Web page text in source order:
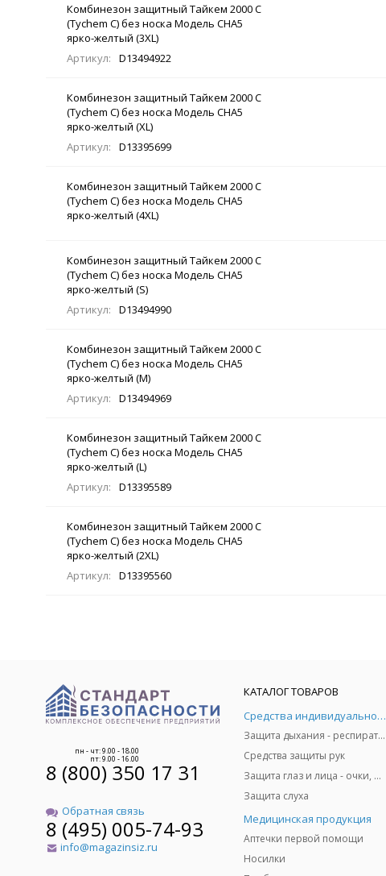
Комбинезон защитный Тайкем 2000 С
(Tychem C) без носка Модель CHA5
ярко-желтый (3XL)
Артикул:
D13494922
Комбинезон защитный Тайкем 2000 С
(Tychem C) без носка Модель CHA5
ярко-желтый (XL)
Артикул:
D13395699
Комбинезон защитный Тайкем 2000 С
(Tychem C) без носка Модель CHA5
ярко-желтый (4XL)
Комбинезон защитный Тайкем 2000 С
(Tychem C) без носка Модель CHA5
ярко-желтый (S)
Артикул:
D13494990
Комбинезон защитный Тайкем 2000 С
(Tychem C) без носка Модель CHA5
ярко-желтый (M)
Артикул:
D13494969
Комбинезон защитный Тайкем 2000 С
(Tychem C) без носка Модель CHA5
ярко-желтый (L)
Артикул:
D13395589
Комбинезон защитный Тайкем 2000 С
(Tychem C) без носка Модель CHA5
ярко-желтый (2XL)
Артикул:
D13395560
пн - чт: 9.00 - 18.00
пт: 9.00 - 16.00
8 (800) 350 17 31
Обратная связь
8 (495) 005-74-93
info@magazinsiz.ru
КАТАЛОГ ТОВАРОВ
Средства индивидуальной защиты
Защита дыхания - респираторы, противогазы, фильтры, дозиметры
Средства защиты рук
Защита глаз и лица - очки, щитки
Защита слуха
Медицинская продукция
Аптечки первой помощи
Носилки